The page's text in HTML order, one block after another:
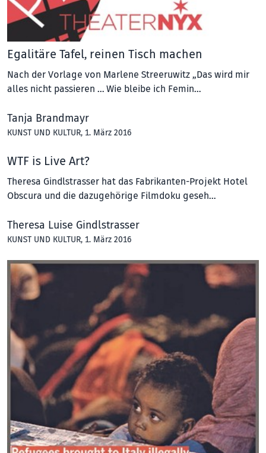
Egalitäre Tafel, reinen Tisch machen
Nach der Vorlage von Marlene Streeruwitz „Das wird mir
alles nicht passieren … Wie bleibe ich Femin…
Tanja Brandmayr
KUNST UND KULTUR, 1. März 2016
WTF is Live Art?
Theresa Gindlstrasser hat das Fabrikanten-Projekt Hotel
Obscura und die dazugehörige Filmdoku geseh…
Theresa Luise Gindlstrasser
KUNST UND KULTUR, 1. März 2016